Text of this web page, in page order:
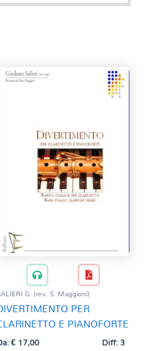
G. (rev. S. Maggioni)
PER
E PIANOFORTE
€17,00 Diff: 3